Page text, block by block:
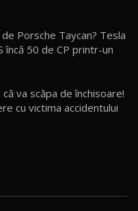
Defender Testat în
2025! Mai ieftin și mai
Porsche Taycan? Tesla
încă 50 de CP printr-un
va scăpa de închisoare!
cu victima accidentului